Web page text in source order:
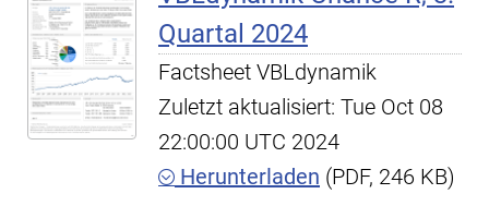
Quartal 2024
Factsheet VBLdynamik
Zuletzt aktualisiert: Tue Oct 08
22:00:00 UTC 2024
Herunterladen (PDF, 246 KB)